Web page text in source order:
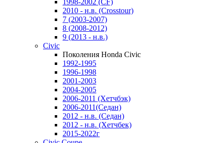
1998-2002 (CF)
2010 - н.в. (Crosstour)
7 (2003-2007)
8 (2008-2012)
9 (2013 - н.в.)
Civic
Поколения Honda Civic
1992-1995
1996-1998
2001-2003
2004-2005
2006-2011 (Хетчбэк)
2006-2011(Седан)
2012 - н.в. (Седан)
2012 - н.в. (Хетчбек)
2015-2022г